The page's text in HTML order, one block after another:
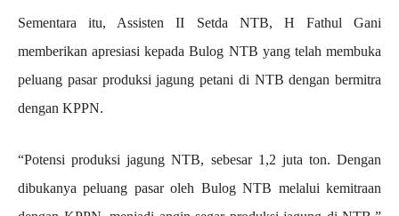
Sementara itu, Assisten II Setda NTB, H Fathul Gani
memberikan apresiasi kepada Bulog NTB yang telah membuka
peluang pasar produksi jagung petani di NTB dengan bermitra
dengan KPPN.
“Potensi produksi jagung NTB, sebesar 1,2 juta ton. Dengan
dibukanya peluang pasar oleh Bulog NTB melalui kemitraan